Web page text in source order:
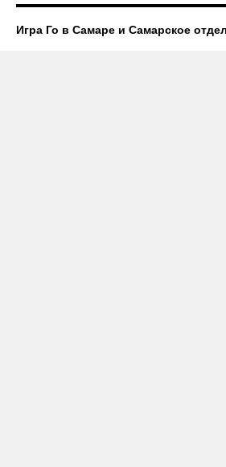
Игра Го в Самаре и Самарское